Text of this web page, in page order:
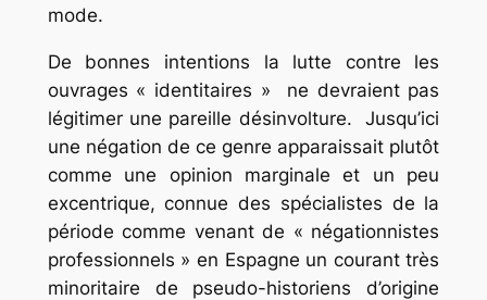
mode.
De bonnes intentions la lutte contre les
ouvrages « identitaires » ne devraient pas
légitimer une pareille désinvolture. Jusqu’ici
une négation de ce genre apparaissait plutôt
comme une opinion marginale et un peu
excentrique, connue des spécialistes de la
période comme venant de « négationnistes
professionnels » en Espagne un courant très
minoritaire de pseudo-historiens d’origine